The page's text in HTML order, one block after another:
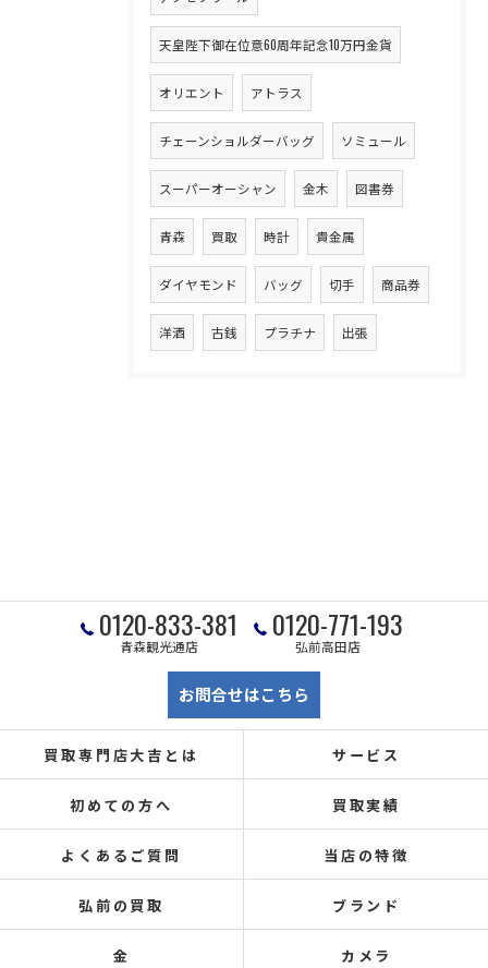
天皇陛下御在位意60周年記念10万円金貨
オリエント アトラス
チェーンショルダーバッグ ソミュール
スーパーオーシャン 金木 図書券
青森 買取 時計 貴金属
ダイヤモンド バッグ 切手 商品券
洋酒 古銭 プラチナ 出張
0120-833-381
青森観光通店
0120-771-193
弘前高田店
お問合せはこちら
買取専門店大吉とは サービス
初めての方へ 買取実績
よくあるご質問 当店の特徴
弘前の買取 ブランド
金 カメラ